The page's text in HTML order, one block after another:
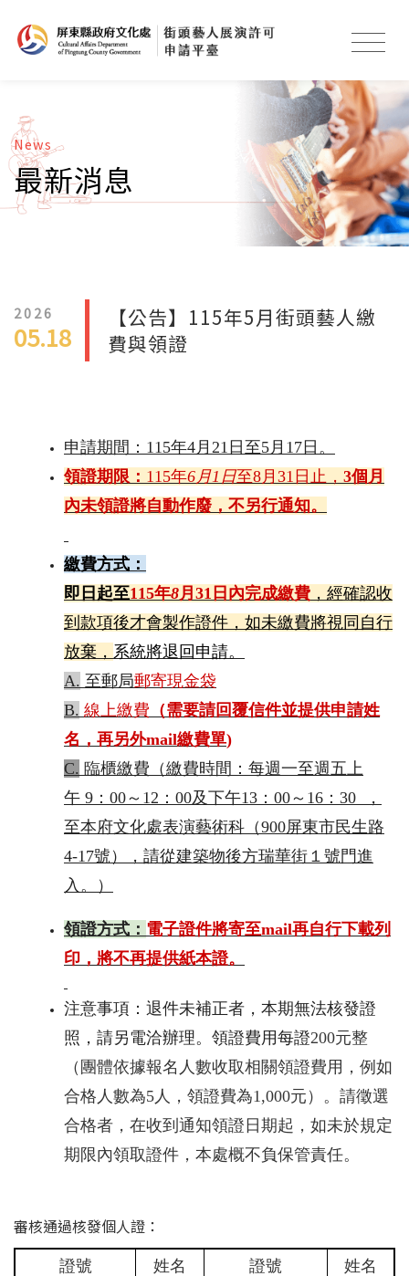
News
最新消息
2026
05.18
【公告】115年5月街頭藝人繳
費與領證
申請期間： 115年4月21日至5月17日 。
領證期限： 115年6月1日至8 月 31 日 止， 3個月
內未領證將自動作廢，不另行通知。
繳費方式：
即日起至115年8月 31 日 內完成繳費 ， 經確認收
到款項後才會製作證件 ，如未繳費將視同自行
放棄 ， 系統將退回申請。
A. 至郵局郵寄現金袋
B. 線上繳費 （需要請回覆信件並提供申請姓
名，再另外mail繳費單)
C. 臨櫃繳費（繳費時間： 每週一至週五上
午 9 ： 00～ 12 ： 00及下午13 ： 00～ 16 ： 30
，
至本府文化處表演藝術科（900屏東市民生路
4-17號）， 請從建築物後方瑞華街１號門進
入。
）
領證方式： 電子證件將寄至mail再自行下載列
印， 將不再提供紙本證。
注意事項：退件未補正者，本期無法核發證
照，請另電洽辦理。 領證費用每證200元整
（團體依據報名人數收取相關領證費用， 例如
合格人數為5 人，領證費為1,000元）。請徵選
合格者， 在收到通知領證日期起，如未於規定
期限內領取證件， 本處概不負保管責任。
審核通過核發個人證：
證號 姓名 證號 姓名